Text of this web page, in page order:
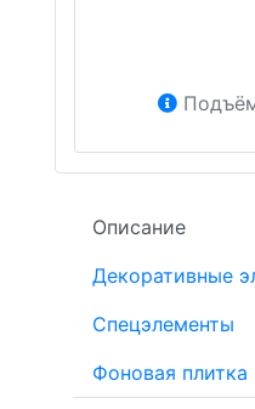
Описание
Декоративные
Спецэлементы
Фоновая плитка